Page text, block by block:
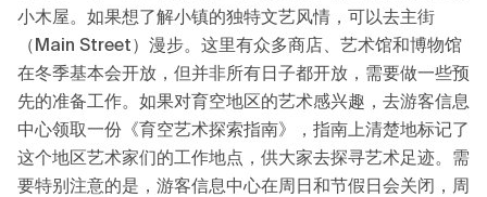
小木屋。如果想了解小镇的独特文艺风情，可以去主街
（Main Street）漫步。这里有众多商店、艺术馆和博物馆
在冬季基本会开放，但并非所有日子都开放，需要做一些预
先的准备工作。如果对育空地区的艺术感兴趣，去游客信息
中心领取一份《育空艺术探索指南》，指南上清楚地标记了
这个地区艺术家们的工作地点，供大家去探寻艺术足迹。需
要特别注意的是，游客信息中心在周日和节假日会关闭，周